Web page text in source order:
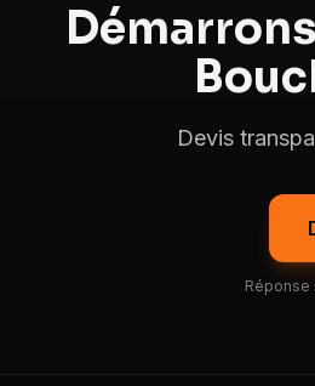
Devis
Réponse